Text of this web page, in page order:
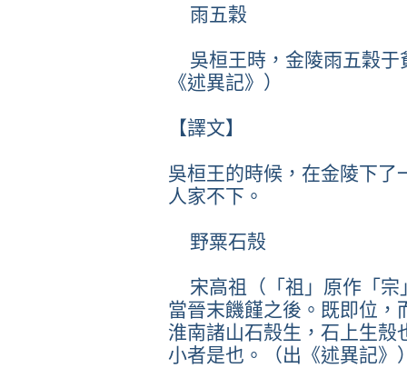
雨五穀
吳桓王時，金陵雨五穀于
《述異記》）
【譯文】
吳桓王的時候，在金陵下了
人家不下。
野粟石殼
宋高祖（「祖」原作「宗
當晉末饑饉之後。既即位，
淮南諸山石殼生，石上生殼
小者是也。（出《述異記》